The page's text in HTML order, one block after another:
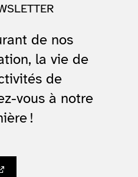
de nos
la vie de
de
vous à notre
!